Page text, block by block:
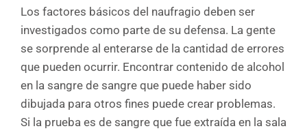
Los factores básicos del naufragio deben ser
investigados como parte de su defensa. La gente
se sorprende al enterarse de la cantidad de errores
que pueden ocurrir. Encontrar contenido de alcohol
en la sangre de sangre que puede haber sido
dibujada para otros fines puede crear problemas.
Si la prueba es de sangre que fue extraída en la sala